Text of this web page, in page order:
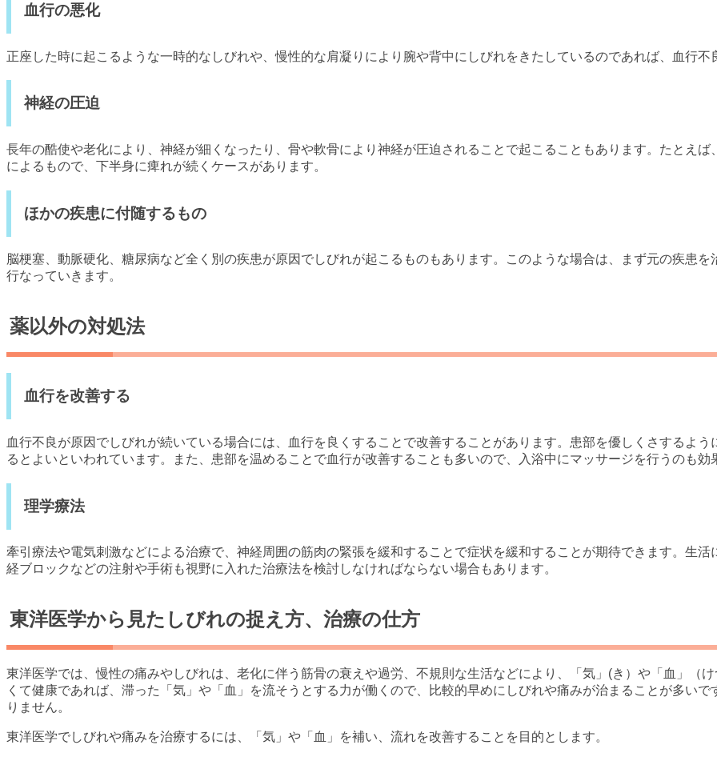
血行の悪化
正座した時に起こるような一時的なしびれや、慢性的な肩凝りにより腕や背中にしびれをきたしているのであれば、血行不
神経の圧迫
長年の酷使や老化により、神経が細くなったり、骨や軟骨により神経が圧迫されることで起こることもあります。たとえ
によるもので、下半身に痺れが続くケースがあります。
ほかの疾患に付随するもの
脳梗塞、動脈硬化、糖尿病など全く別の疾患が原因でしびれが起こるものもあります。このような場合は、まず元の疾患
行なっていきます。
薬以外の対処法
血行を改善する
血行不良が原因でしびれが続いている場合には、血行を良くすることで改善することがあります。患部を優しくさするよ
るとよいといわれています。また、患部を温めることで血行が改善することも多いので、入浴中にマッサージを行うのも効
理学療法
牽引療法や電気刺激などによる治療で、神経周囲の筋肉の緊張を緩和することで症状を緩和することが期待できます。生
経ブロックなどの注射や手術も視野に入れた治療法を検討しなければならない場合もあります。
東洋医学から見たしびれの捉え方、治療の仕方
東洋医学では、慢性の痛みやしびれは、老化に伴う筋骨の衰えや過労、不規則な生活などにより、「気」(き）や「血」（
くて健康であれば、滞った「気」や「血」を流そうとする力が働くので、比較的早めにしびれや痛みが治まることが多い
りません。
東洋医学でしびれや痛みを治療するには、「気」や「血」を補い、流れを改善することを目的とします。